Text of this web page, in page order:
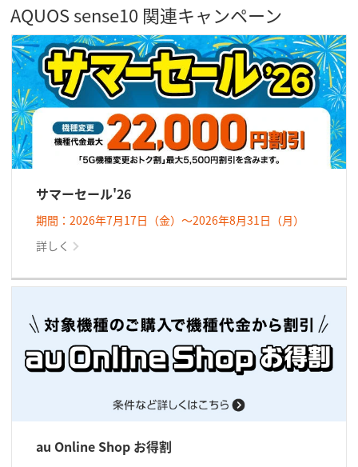
AQUOS sense10 関連キャンペーン
サマーセール'26
期間：2026年7月17日（金）～2026年8月31日（月）
詳しく
au Online Shop お得割